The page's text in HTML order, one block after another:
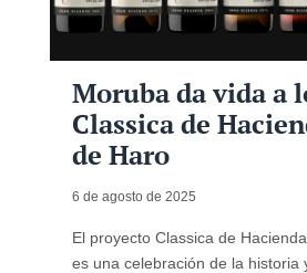
Moruba da vida a
Classica de
de Haro
6 de agosto de 2025
El proyecto Classica de
es una celebración de la historia